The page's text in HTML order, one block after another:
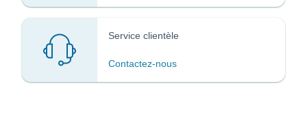
Service clientèle
Contactez-nous